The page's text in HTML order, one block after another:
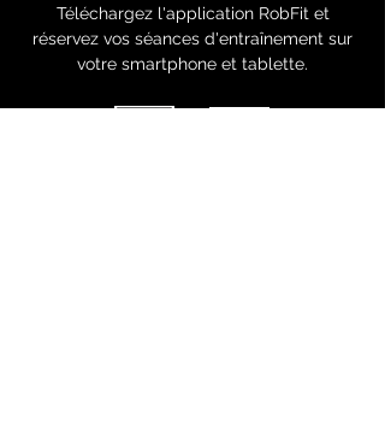
Téléchargez l'application RobFit et
réservez vos séances d'entraînement sur
votre smartphone et tablette.